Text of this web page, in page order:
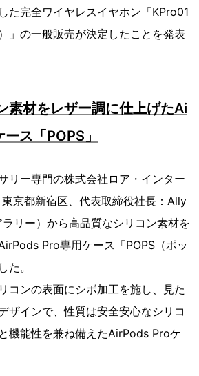
た完全ワイヤレスイヤホン「KPro01
」の一般販売が決定したことを発表
素材をレザー調に仕上げたAi
ス「POPS」
リー専門の株式会社ロア・インター
京都新宿区、代表取締役社長：Ally
リー）から高品質なシリコン素材を
Pro専用ケース「POPS（ポッ
た。
コンの表面にシボ加工を施し、見た
ザインで、性質は安全安心なシリコ
機能性を兼ね備えたAirPods Proケ